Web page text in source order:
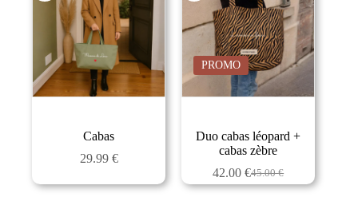
Cabas
29.99 €
PROMO
Duo cabas léopard +
cabas zèbre
45.00€
42.00€